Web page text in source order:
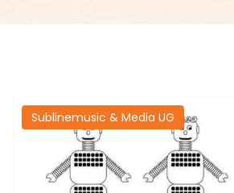
Sublinemusic & Media UG